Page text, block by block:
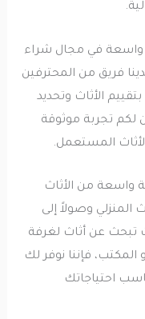
في مجال شراء
من المحترفين
الأثاث وتحديد
تجربة موثوقة
المستعمل.
من الأثاث
وصولاً إلى
عن أثاث لغرفة
فإننا نوفر لك
احتياجاتك